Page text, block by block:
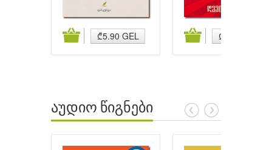
₾5.90 GEL ₾5.90 GEL
კალათაში დამატება კალათაში დამატება
აუდიო წიგნები